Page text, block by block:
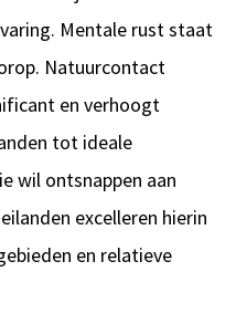
Mentale rust staat
Natuurcontact
en verhoogt
tot ideale
wil ontsnappen aan
excelleren hierin
en relatieve